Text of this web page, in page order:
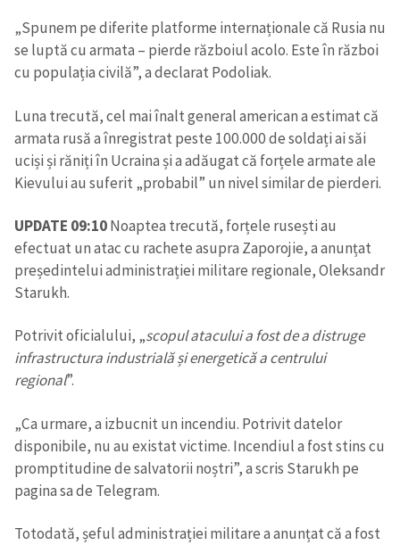
„Spunem pe diferite platforme internaționale că Rusia nu
se luptă cu armata – pierde războiul acolo. Este în război
cu populația civilă”, a declarat Podoliak.
Luna trecută, cel mai înalt general american a estimat că
armata rusă a înregistrat peste 100.000 de soldați ai săi
uciși și răniți în Ucraina și a adăugat că forțele armate ale
Kievului au suferit „probabil” un nivel similar de pierderi.
UPDATE 09:10Noaptea trecută, forțele rusești au
efectuat un atac cu rachete asupra Zaporojie, a anunțat
președintelui administrației militare regionale, Oleksandr
Starukh.
Potrivit oficialului, „scopul atacului a fost de a distruge
infrastructura industrială și energetică a centrului
regional”.
„Ca urmare, a izbucnit un incendiu. Potrivit datelor
disponibile, nu au existat victime. Incendiul a fost stins cu
promptitudine de salvatorii noștri”, a scris Starukh pe
pagina sa de Telegram.
Totodată, șeful administrației militare a anunțat că a fost
CONTACT SURSĂ
Sursă anonimă
Nume+ Numele meu
Email+ Emailul meu
Am citit și sunt de
acord cupolitica de